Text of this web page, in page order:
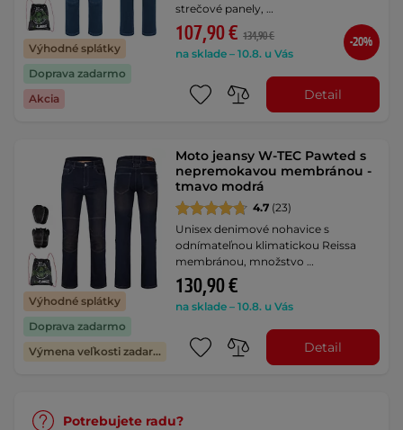
Výhodné splátky
Doprava zadarmo
Akcia
strečové panely, …
107,90 € 134,90 €
na sklade – 10.8. u Vás
-20%
Detail
Výhodné splátky
Doprava zadarmo
Výmena veľkosti zadarmo
Moto jeansy W-TEC Pawted s
nepremokavou membránou -
tmavo modrá
4.7 (23)
Unisex denimové nohavice s
odnímateľnou klimatickou Reissa
membránou, množstvo …
130,90 €
na sklade – 10.8. u Vás
Detail
Potrebujete radu?